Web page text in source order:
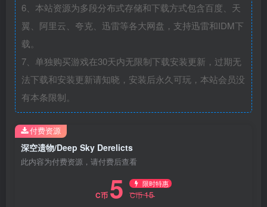
6、本站资源为多段分布式存储和下载方式包含百度、天
翼、阿里云、夸克、迅雷等各大网盘，支持迅雷和IDM下
载。
7、单独购买游戏在30天内无限制下载安装更新，过期无
法下载和安装更新请知晓，安装后永久可玩，本站会员没
有本条限制。
深空遗物/Deep Sky Derelicts
此内容为付费资源，请付费后查看
C币 5 限时特惠
C币15
付费资源